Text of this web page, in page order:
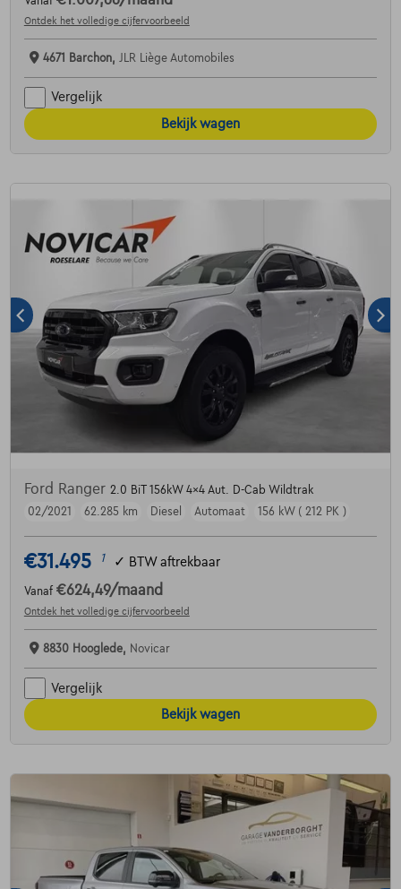
Ontdek het volledige cijfervoorbeeld
4671 Barchon, JLR Liège Automobiles
Vergelijk
Bekijk wagen
Ford Ranger 2.0 BiT 156kW 4x4 Aut. D-Cab Wildtrak
02/2021
62.285 km Diesel Automaat 156 kW ( 212 PK )
€31.495 1 ✓ BTW aftrekbaar
Vanaf €624,49/maand
Ontdek het volledige cijfervoorbeeld
8830 Hooglede, Novicar
Vergelijk
Bekijk wagen